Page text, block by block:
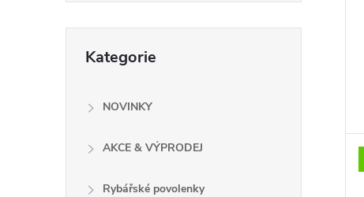
ekategorie
Kategorie
NOVINKY
AKCE & VÝPRODEJ
Rybářské povolenky
t
ů
k